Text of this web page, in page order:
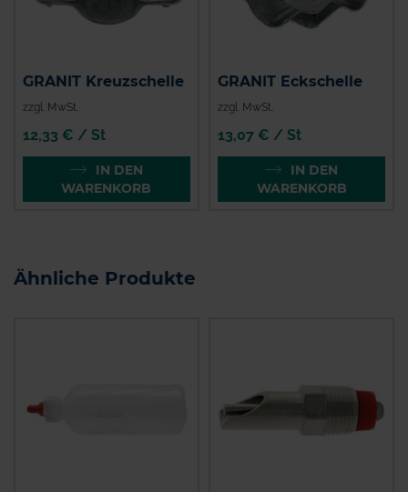
GRANIT Kreuzschelle
zzgl. MwSt.
12,33 € / St
IN DEN
WARENKORB
GRANIT Eckschelle
zzgl. MwSt.
13,07 € / St
IN DEN
WARENKORB
Ähnliche Produkte